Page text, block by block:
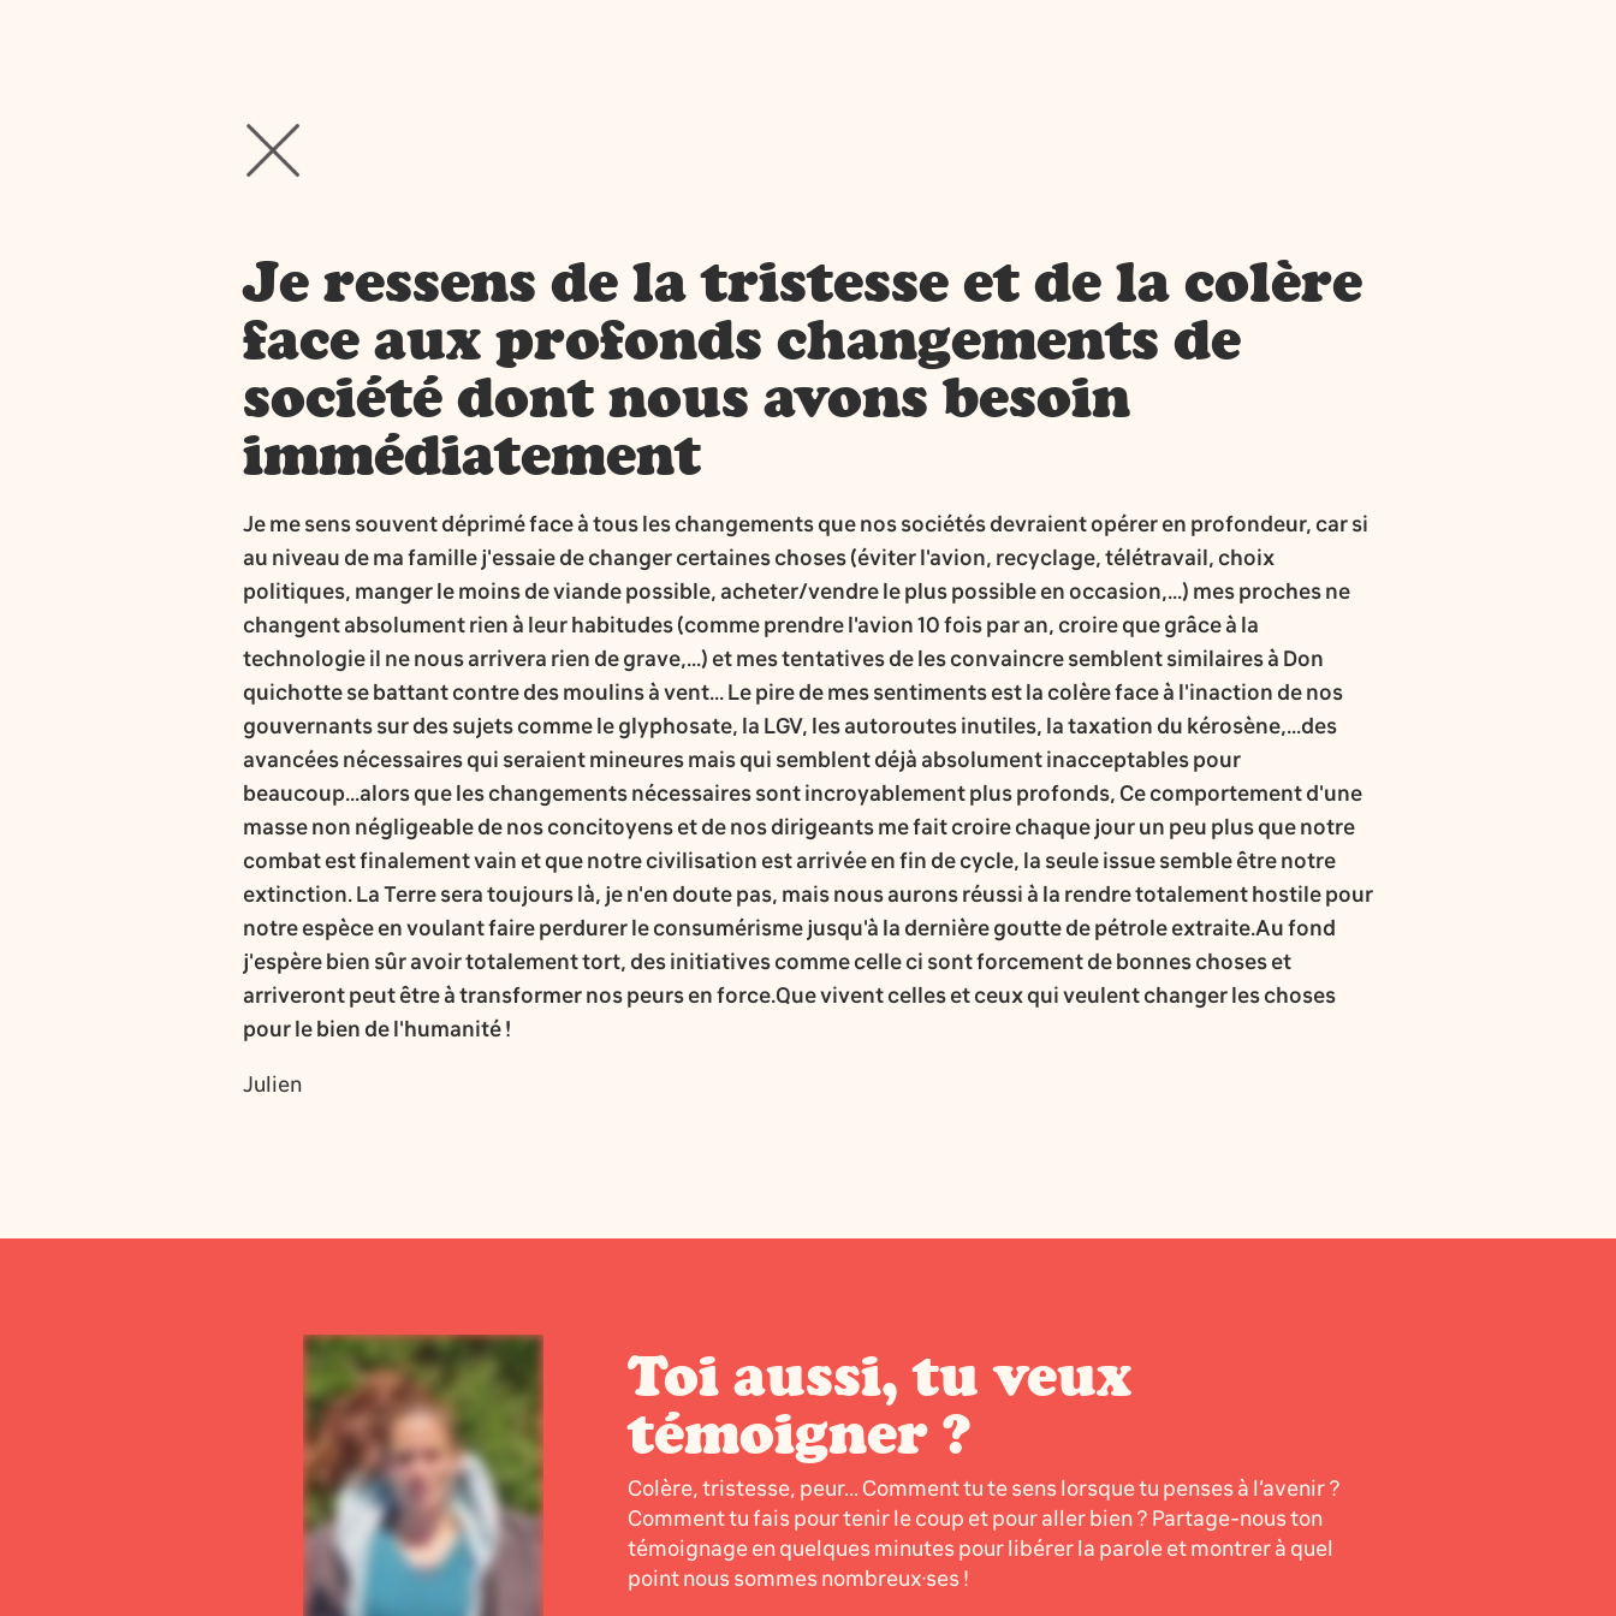
Je ressens de la tristesse et de la colère
face aux profonds changements de
société dont nous avons besoin
immédiatement
Je me sens souvent déprimé face à tous les changements que nos sociétés devraient opérer en profondeur, car si
au niveau de ma famille j'essaie de changer certaines choses (éviter l'avion, recyclage, télétravail, choix
politiques, manger le moins de viande possible, acheter/vendre le plus possible en occasion,...) mes proches ne
changent absolument rien à leur habitudes (comme prendre l'avion 10 fois par an, croire que grâce à la
technologie il ne nous arrivera rien de grave,...) et mes tentatives de les convaincre semblent similaires à Don
quichotte se battant contre des moulins à vent... Le pire de mes sentiments est la colère face à l'inaction de nos
gouvernants sur des sujets comme le glyphosate, la LGV, les autoroutes inutiles, la taxation du kérosène,...des
avancées nécessaires qui seraient mineures mais qui semblent déjà absolument inacceptables pour
beaucoup...alors que les changements nécessaires sont incroyablement plus profonds, Ce comportement d'une
masse non négligeable de nos concitoyens et de nos dirigeants me fait croire chaque jour un peu plus que notre
combat est finalement vain et que notre civilisation est arrivée en fin de cycle, la seule issue semble être notre
extinction. La Terre sera toujours là, je n'en doute pas, mais nous aurons réussi à la rendre totalement hostile pour
notre espèce en voulant faire perdurer le consumérisme jusqu'à la dernière goutte de pétrole extraite.Au fond
j'espère bien sûr avoir totalement tort, des initiatives comme celle ci sont forcement de bonnes choses et
arriveront peut être à transformer nos peurs en force.Que vivent celles et ceux qui veulent changer les choses
pour le bien de l'humanité !
Julien
Toi aussi, tu veux
témoigner ?
Colère, tristesse, peur... Comment tu te sens lorsque tu penses à l’avenir ?
Comment tu fais pour tenir le coup et pour aller bien ? Partage-nous ton
témoignage en quelques minutes pour libérer la parole et montrer à quel
point nous sommes nombreux·ses !